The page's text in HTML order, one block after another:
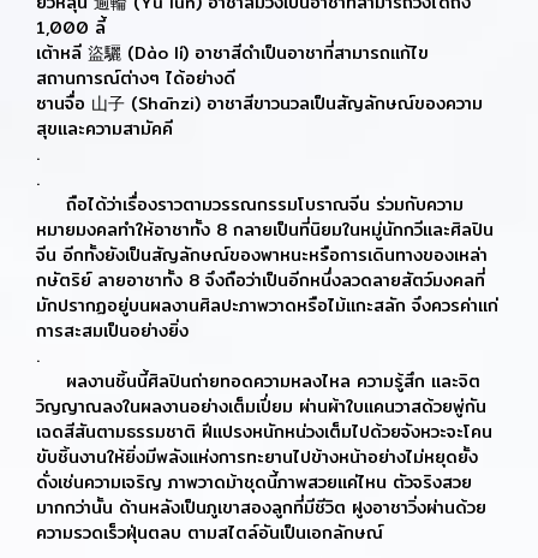
1,000 ลี้
เต้าหลี 盜驪 (Dào lí) อาชาสีดำเป็นอาชาที่สามารถแก้ไข
สถานการณ์ต่างๆ ได้อย่างดี
ซานจื่อ 山子 (Shānzi) อาชาสีขาวนวลเป็นสัญลักษณ์ของความ
สุขและความสามัคคี
.
.
ถือได้ว่าเรื่องราวตามวรรณกรรมโบราณจีน ร่วมกับความ
หมายมงคลทำให้อาชาทั้ง 8 กลายเป็นที่นิยมในหมู่นักกวีและศิลปิน
จีน อีกทั้งยังเป็นสัญลักษณ์ของพาหนะหรือการเดินทางของเหล่า
กษัตริย์ ลายอาชาทั้ง 8 จึงถือว่าเป็นอีกหนึ่งลวดลายสัตว์มงคลที่
มักปรากฏอยู่บนผลงานศิลปะภาพวาดหรือไม้แกะสลัก จึงควรค่าแก่
การสะสมเป็นอย่างยิ่ง
.
ผลงานชิ้นนี้ศิลปินถ่ายทอดความหลงไหล ความรู้สึก และจิต
วิญญาณลงในผลงานอย่างเต็มเปี่ยม ผ่านผ้าใบแคนวาสด้วยพู่กัน
เฉดสีสันตามธรรมชาติ ฝีแปรงหนักหน่วงเต็มไปด้วยจังหวะจะโคน
ขับชิ้นงานให้ยิ่งมีพลังแห่งการทะยานไปข้างหน้าอย่างไม่หยุดยั้ง
ดั่งเช่นความเจริญ ภาพวาดม้าชุดนี้ภาพสวยแค่ไหน ตัวจริงสวย
มากกว่านั้น ด้านหลังเป็นภูเขาสองลูกที่มีชีวิต ฝูงอาชาวิ่งผ่านด้วย
ความรวดเร็วฝุ่นตลบ ตามสไตล์อันเป็นเอกลักษณ์